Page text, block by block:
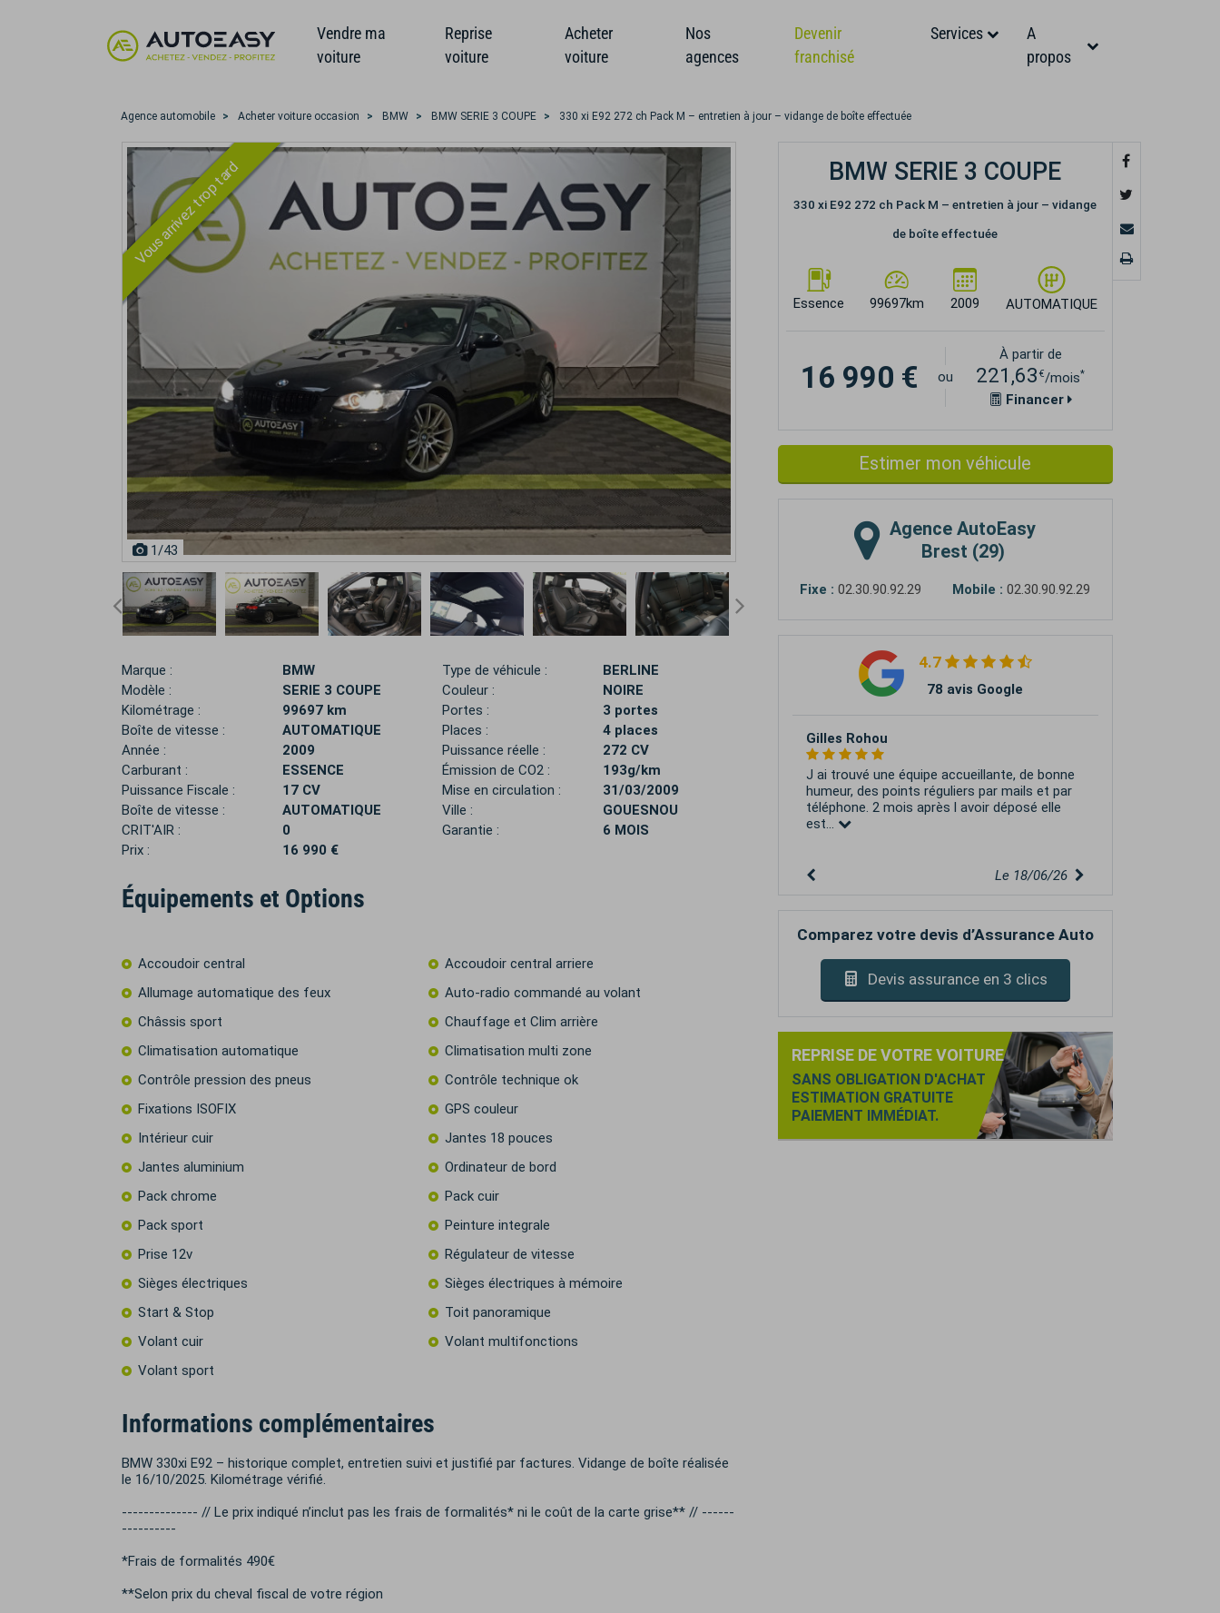
Vendre ma
voiture
Reprise
voiture
Acheter
voiture
Nos
agences
Devenir
franchisé
Services
A
propos
Agence automobile Acheter voiture occasion BMW BMW SERIE 3 COUPE 330 xi E92 272 ch Pack M – entretien à jour – vidange de boîte effectuée
Vous arrivez trop tard
1/43
Marque :
BMW
Modèle :
SERIE 3 COUPE
Kilométrage :
99697 km
Boîte de vitesse :
AUTOMATIQUE
Année :
2009
Carburant :
ESSENCE
Puissance Fiscale :
17 CV
Boîte de vitesse :
AUTOMATIQUE
CRIT'AIR :
0
Prix :
16 990 €
Type de véhicule :
BERLINE
Couleur :
NOIRE
Portes :
3 portes
Places :
4 places
Puissance réelle :
272 CV
Émission de CO2 :
193g/km
Mise en circulation :
31/03/2009
Ville :
GOUESNOU
Garantie :
6 MOIS
Équipements et Options
Accoudoir central
Accoudoir central arriere
Allumage automatique des feux
Auto-radio commandé au volant
Châssis sport
Chauffage et Clim arrière
Climatisation automatique
Climatisation multi zone
Contrôle pression des pneus
Contrôle technique ok
Fixations ISOFIX
GPS couleur
Intérieur cuir
Jantes 18 pouces
Jantes aluminium
Ordinateur de bord
Pack chrome
Pack cuir
Pack sport
Peinture integrale
Prise 12v
Régulateur de vitesse
Sièges électriques
Sièges électriques à mémoire
Start & Stop
Toit panoramique
Volant cuir
Volant multifonctions
Volant sport
Informations complémentaires
BMW 330xi E92 – historique complet, entretien suivi et justifié par factures. Vidange de boîte réalisée
le 16/10/2025. Kilométrage vérifié.
-------------- // Le prix indiqué n’inclut pas les frais de formalités* ni le coût de la carte grise** // ------
----------
*Frais de formalités 490€
**Selon prix du cheval fiscal de votre région
BMW SERIE 3 COUPE
330 xi E92 272 ch Pack M – entretien à jour – vidange
de boîte effectuée
Essence 99697km 2009 AUTOMATIQUE
16 990 € ou
À partir de
221,63 €/mois*
Financer
Estimer mon véhicule
Agence AutoEasy
Brest (29)
Fixe : 02.30.90.92.29 Mobile : 02.30.90.92.29
4.7
78 avis Google
Romain Roget
Equipe sympa, professionnelle et efficace.
Véhicule vendu en à peine 3 semaines.
Le 01/06/26
Comparez votre devis d’Assurance Auto
Devis assurance en 3 clics
REPRISE DE VOTRE VOITURE
SANS OBLIGATION D'ACHAT
ESTIMATION GRATUITE
PAIEMENT IMMÉDIAT.